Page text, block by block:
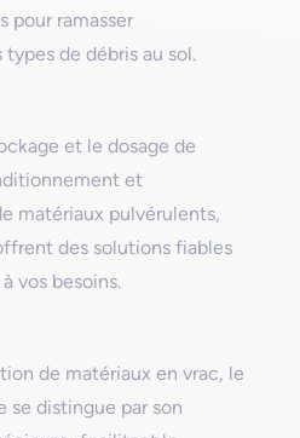
pour ramasser
de débris au sol.
et le dosage de
et
matériaux pulvérulents,
des solutions fiables
vos besoins.
de matériaux en vrac, le
se distingue par son